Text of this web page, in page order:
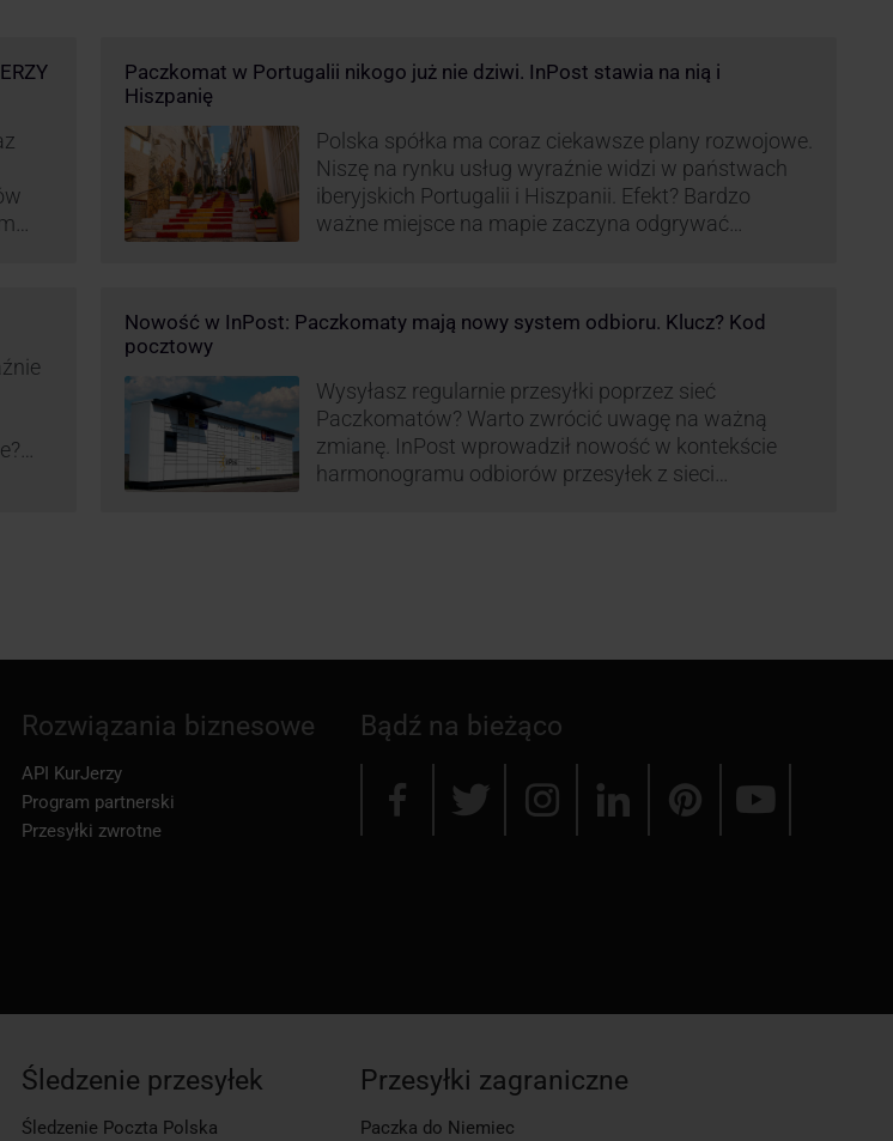
Paczkomat w Portugalii nikogo już nie dziwi. InPost stawia na nią i
Hiszpanię
Polska spółka ma coraz ciekawsze plany rozwojowe.
Niszę na rynku usług wyraźnie widzi w państwach
iberyjskich Portugalii i Hiszpanii. Efekt? Bardzo
ważne miejsce na mapie zaczyna odgrywać
Nowość w InPost: Paczkomaty mają nowy system odbioru. Klucz? Kod
pocztowy
Wysyłasz regularnie przesyłki poprzez sieć
Paczkomatów? Warto zwrócić uwagę na ważną
zmianę. InPost wprowadził nowość w kontekście
harmonogramu odbiorów przesyłek z sieci
Bądź na bieżąco
Rozwiązania biznesowe
API KurJerzy
Program partnerski
Przesyłki zwrotne
Śledzenie przesyłek
Śledzenie Poczta Polska
Przesyłki zagraniczne
Paczka do Niemiec